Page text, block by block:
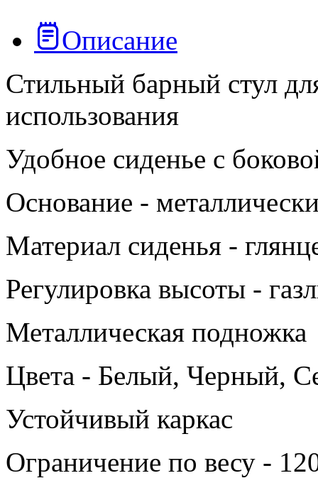
Описание
Стильный барный стул
использования
Удобное сиденье с
Основание -
Материал сиденья -
Регулировка высоты -
Металлическая подножка
Цвета - Белый, Черный,
Устойчивый каркас
Ограничение по весу -